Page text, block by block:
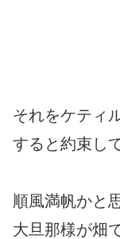
それをケティ
すると約束し
順風満帆かと
大旦那様が畑